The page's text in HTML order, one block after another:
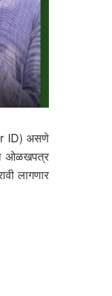
ID) असणे
ओळखपत्र
लागणार